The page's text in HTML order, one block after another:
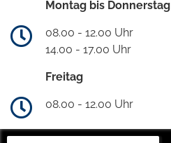
Montag bis Donnerstag
08.00 - 12.00 Uhr
14.00 - 17.00 Uhr
Freitag
08.00 - 12.00 Uhr